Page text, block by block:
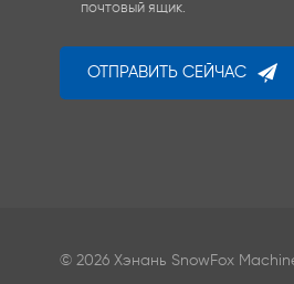
почтовый ящик.
ОТПРАВИТЬ СЕЙЧАС
© 2026 Хэнань SnowFox